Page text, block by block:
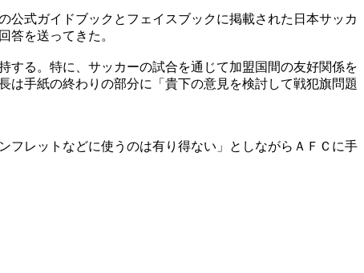
式ガイドブックとフェイスブックに掲載された日本サッカ
答を送ってきた。
する。特に、サッカーの試合を通じて加盟国間の友好関係を
手紙の終わりの部分に「貴下の意見を検討して戦犯旗問題
フレットなどに使うのは有り得ない」としながらＡＦＣに手